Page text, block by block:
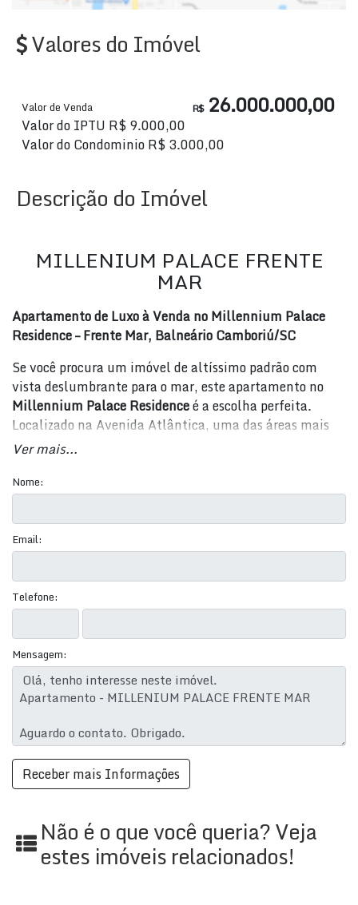
Valores do Imóvel
R$26.000.000,00
Valor de Venda
Valor do IPTU R$9.000,00
Valor do CondominioR$3.000,00
Descrição do Imóvel
MILLENIUM PALACE FRENTE
MAR
Apartamento de Luxo à Venda no Millennium Palace
Residence – Frente Mar, Balneário Camboriú/SC
Se você procura um imóvel de altíssimo padrão com
vista deslumbrante para o mar, este apartamento no
Millennium Palace Residenceé a escolha perfeita.
Localizado na Avenida Atlântica, uma das áreas mais
nobres de Balneário Camboriú, este imóvel oferece uma
R$ 26.000.000,00
proporciona o máximo em conforto, segurança e
exclusividade.
Detalhes do Imóvel:
Área total: 587,6 m²
Área privativa e útil: 316,9 m²
Suítes: 4
Banheiros: 6
Salas: 3 ambientes
Vagas de garagem: 4
Estrutura e Diferenciais:
Condomínio de alto padrão com segurança 24h
(alarme e circuito de TV)
proximidades
Acesso para deficientes
Churrasqueira privativa
Ver mais...
Nome:
Email:
Telefone:
Mensagem:
Não é o que você queria? Veja
estes imóveis relacionados!